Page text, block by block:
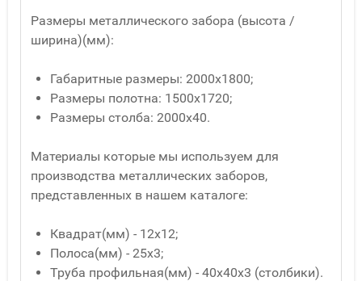
Размеры металлического забора (высота /
ширина)(мм):
Габаритные размеры: 2000х1800;
Размеры полотна: 1500х1720;
Размеры столба: 2000х40.
Материалы которые мы используем для
производства металлических заборов,
представленных в нашем каталоге:
Квадрат(мм) - 12x12;
Полоса(мм) - 25x3;
Труба профильная(мм) - 40x40x3 (столбики).